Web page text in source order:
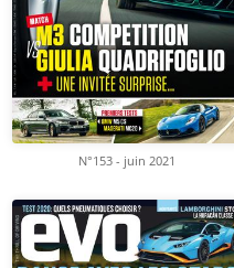
N°153 - juin 2021